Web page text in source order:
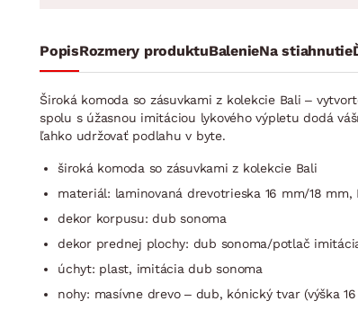
PopisRozmery produktuBalenieNa stiahnutie
Široká komoda so zásuvkami z kolekcie Bali –
spolu s úžasnou imitáciou lykového výpletu dodá
ľahko udržovať podlahu v byte.
široká komoda so zásuvkami z kolekcie Bali
materiál: laminovaná drevotrieska 16 mm/18 mm,
dekor korpusu: dub sonoma
dekor prednej plochy: dub sonoma/potlač
úchyt: plast, imitácia dub sonoma
nohy: masívne drevo – dub, kónický tvar (výška